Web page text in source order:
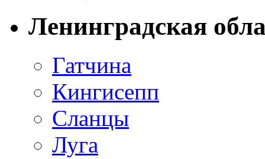
Ленинградская
Гатчина
Кингисепп
Сланцы
Луга